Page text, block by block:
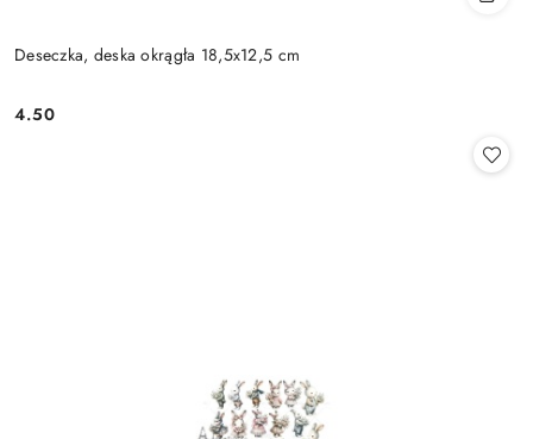
Deseczka, deska okrągła 18,5x12,5 cm
Cena:
4.50